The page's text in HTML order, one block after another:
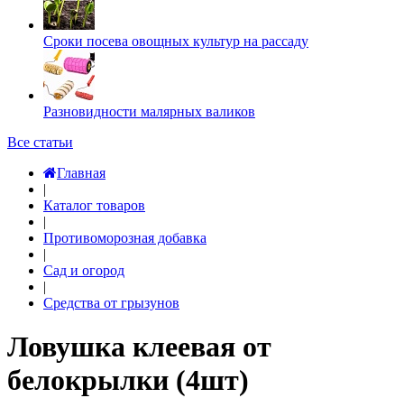
Сроки посева овощных культур на рассаду
Разновидности малярных валиков
Все статьи
Главная
|
Каталог товаров
|
Противоморозная добавка
|
Сад и огород
|
Средства от грызунов
Ловушка клеевая от
белокрылки (4шт)